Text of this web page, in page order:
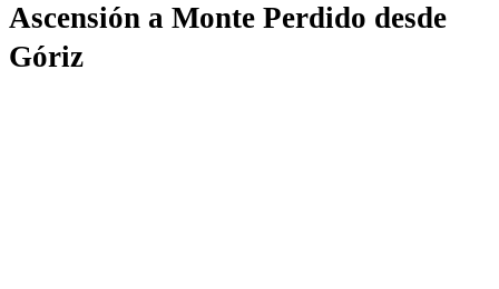
Ascensión a Monte Perdido desde
Góriz